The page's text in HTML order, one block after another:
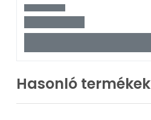
Hasonló termékek